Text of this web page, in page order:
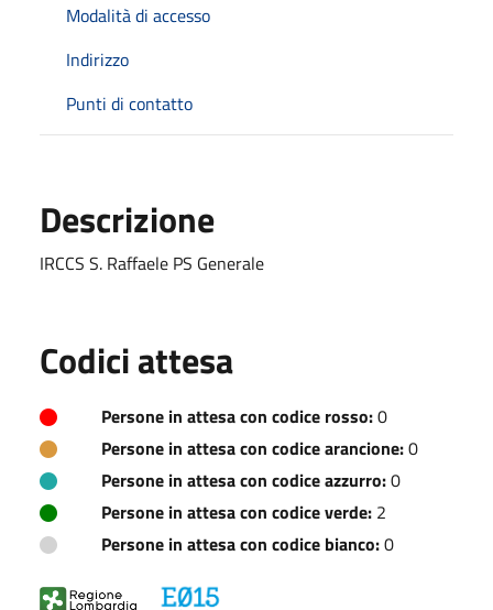
Modalità di accesso
Indirizzo
Punti di contatto
Descrizione
IRCCS S. Raffaele PS Generale
Codici attesa
Persone in attesa con codice rosso:0
Persone in attesa con codice arancione:0
Persone in attesa con codice azzurro:0
Persone in attesa con codice verde: 2
Persone in attesa con codice bianco:0